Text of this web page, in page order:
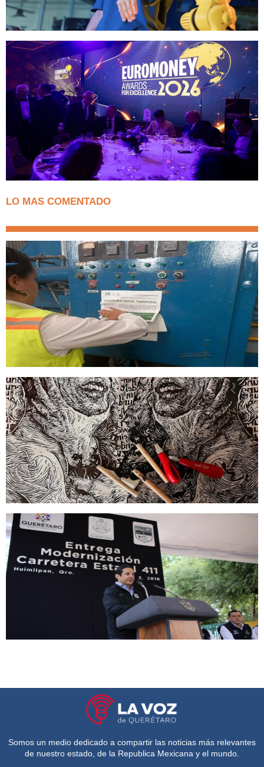
LO MAS COMENTADO
Somos un medio dedicado a compartir las noticias más relevantes
de nuestro estado, de la Republica Mexicana y el mundo.